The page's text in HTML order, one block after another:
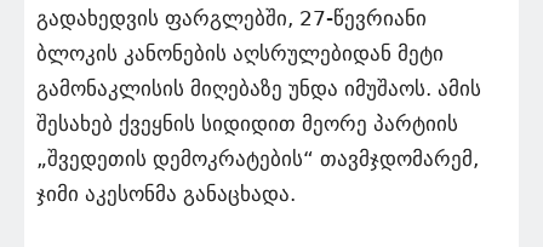
გადახედვის ფარგლებში, 27-წევრიანი
ბლოკის კანონების აღსრულებიდან მეტი
გამონაკლისის მიღებაზე უნდა იმუშაოს. ამის
შესახებ ქვეყნის სიდიდით მეორე პარტიის
„შვედეთის დემოკრატების“ თავმჯდომარემ,
ჯიმი აკესონმა განაცხადა.